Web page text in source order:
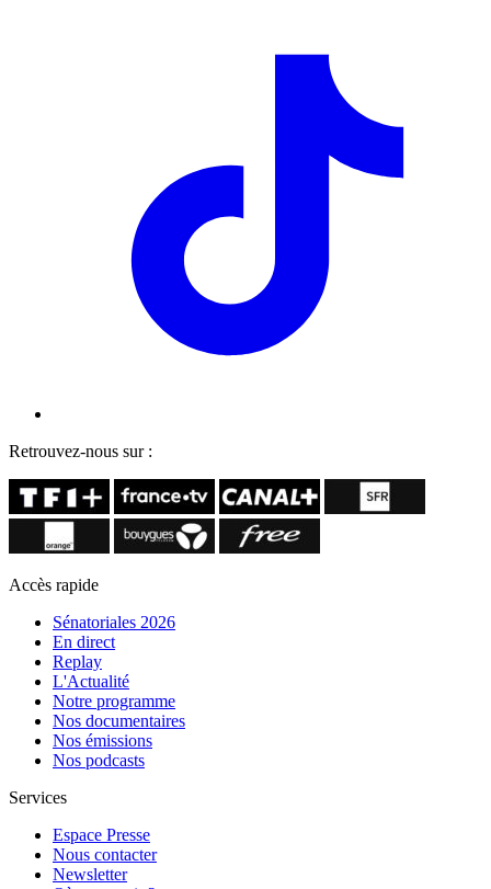
Retrouvez-nous sur :
Accès rapide
Sénatoriales 2026
En direct
Replay
L'Actualité
Notre programme
Nos documentaires
Nos émissions
Nos podcasts
Services
Espace Presse
Nous contacter
Newsletter